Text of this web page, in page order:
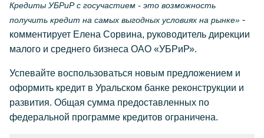
Кредиты УБРиР с госучастием - это возможность
получить кредит на самых выгодных условиях на рынке» -
комментирует Елена Сорвина, руководитель дирекции
малого и среднего бизнеса ОАО «УБРиР».
Успевайте воспользоваться новым предложением и
оформить кредит в Уральском банке реконструкции и
развития. Общая сумма предоставленных по
федеральной программе кредитов ограничена.